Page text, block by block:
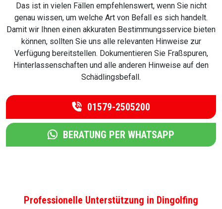
Das ist in vielen Fällen empfehlenswert, wenn Sie nicht
genau wissen, um welche Art von Befall es sich handelt.
Damit wir Ihnen einen akkuraten Bestimmungsservice bieten
können, sollten Sie uns alle relevanten Hinweise zur
Verfügung bereitstellen. Dokumentieren Sie Fraßspuren,
Hinterlassenschaften und alle anderen Hinweise auf den
Schädlingsbefall.
01579-2505200
BERATUNG PER WHATSAPP
Professionelle Unterstützung in Dingolfing